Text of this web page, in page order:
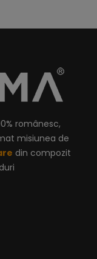
românesc,
misiunea de
din compozit